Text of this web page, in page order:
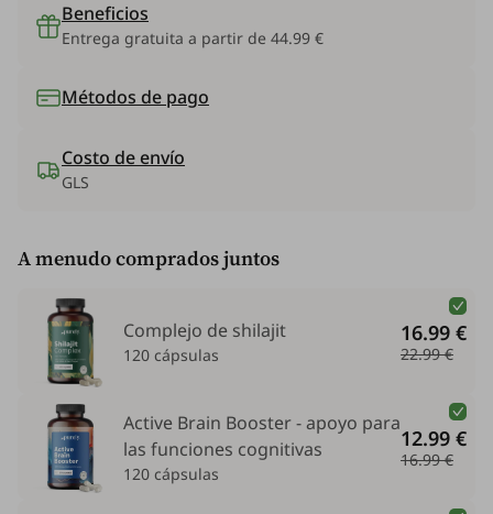
Beneficios
Entrega gratuita a partir de 44.99 €
Métodos de pago
Costo de envío
GLS
A menudo comprados juntos
Complejo de shilajit
120 cápsulas
16.99 €
22.99 €
Active Brain Booster - apoyo para
las funciones cognitivas
120 cápsulas
12.99 €
16.99 €